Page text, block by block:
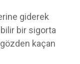
giderek
bir sigorta
kaçan